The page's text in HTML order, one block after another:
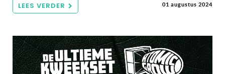
LEES VERDER 01 augustus 2024